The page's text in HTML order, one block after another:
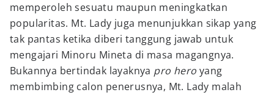
memperoleh sesuatu maupun meningkatkan
popularitas. Mt. Lady juga menunjukkan sikap yang
tak pantas ketika diberi tanggung jawab untuk
mengajari Minoru Mineta di masa magangnya.
Bukannya bertindak layaknya pro hero yang
membimbing calon penerusnya, Mt. Lady malah